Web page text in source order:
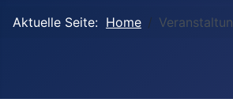
Aktuelle Seite: Home